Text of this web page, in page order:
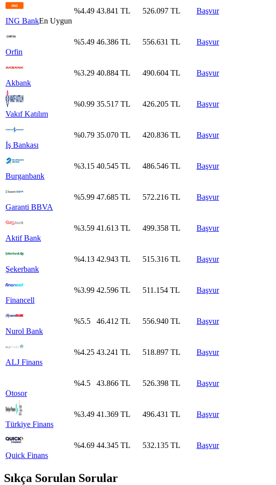
ING BankEn Uygun
%4.49 43.841 TL 526.097 TL Başvur
Orfin
%5.49 46.386 TL 556.631 TL Başvur
Akbank
%3.29 40.884 TL 490.604 TL Başvur
Vakıf Katılım
%0.99 35.517 TL 426.205 TL Başvur
İş Bankası
%0.79 35.070 TL 420.836 TL Başvur
Burganbank
%3.15 40.545 TL 486.546 TL Başvur
Garanti BBVA
%5.99 47.685 TL 572.216 TL Başvur
Aktif Bank
%3.59 41.613 TL 499.358 TL Başvur
Şekerbank
%4.13 42.943 TL 515.316 TL Başvur
Financell
%3.99 42.596 TL 511.154 TL Başvur
Nurol Bank
%5.5 46.412 TL 556.940 TL Başvur
ALJ Finans
%4.25 43.241 TL 518.897 TL Başvur
Otosor
%4.5 43.866 TL 526.398 TL Başvur
Türkiye Finans
%3.49 41.369 TL 496.431 TL Başvur
Quick Finans
%4.69 44.345 TL 532.135 TL Başvur
Sıkça Sorulan Sorular